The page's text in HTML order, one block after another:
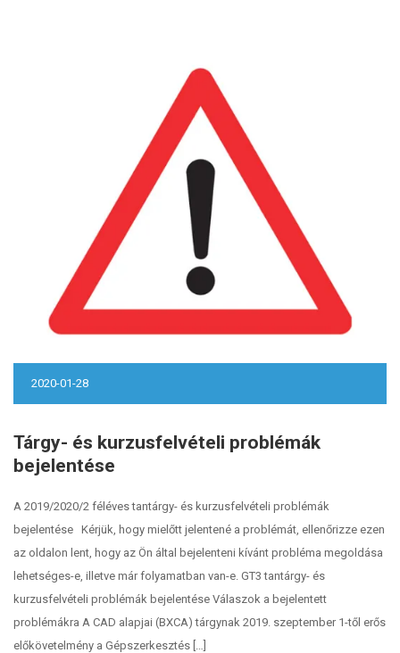
2020-01-28
Tárgy- és kurzusfelvételi problémák
bejelentése
A 2019/2020/2 féléves tantárgy- és kurzusfelvételi problémák
bejelentése Kérjük, hogy mielőtt jelentené a problémát, ellenőrizze ezen
az oldalon lent, hogy az Ön által bejelenteni kívánt probléma megoldása
lehetséges-e, illetve már folyamatban van-e. GT3 tantárgy- és
kurzusfelvételi problémák bejelentése Válaszok a bejelentett
problémákra A CAD alapjai (BXCA) tárgynak 2019. szeptember 1-től erős
előkövetelmény a Gépszerkesztés […]